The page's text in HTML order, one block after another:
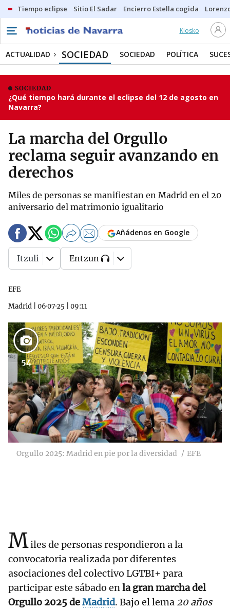
Tiempo eclipse Sitio El Sadar Encierro Estella cogida
Kiosko
ACTUALIDAD SOCIEDAD SOCIEDAD POLÍTICA
SOCIEDAD
¿Qué tiempo hará durante el eclipse del 12 de agosto en
Navarra?
La marcha del Orgullo
reclama seguir avanzando en
derechos
Miles de personas se manifiestan en Madrid en el 20
aniversario del matrimonio igualitario
EFE
Madrid
06·07·25 09:11
Añádenos en Google
Itzuli Entzun
54
Orgullo 2025: Madrid en pie por la diversidad EFE
Miles de personas respondieron a la
convocatoria realizada por diferentes
asociaciones del colectivo LGTBI+ para
participar este sábado enla gran marcha del
Orgullo 2025 deMadrid. Bajo el lema 20 años